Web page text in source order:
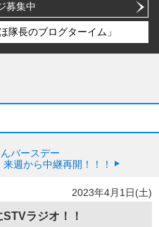
募集中
隊長のブログターイム」
バースデー
週から中継再開！！！
2023年4月1日(土)
ラジオ！！